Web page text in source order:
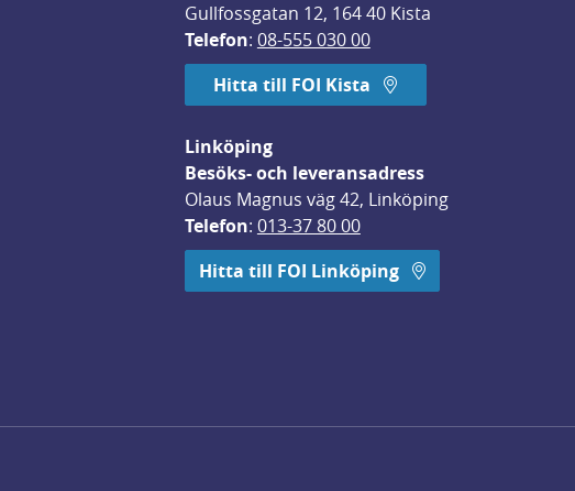
webbplats, öppnas i nytt fönster.
Gullfossgatan 12, 164 40 Kista
Telefon: 08-555 030 00
Hitta till FOI Kista
Linköping
Besöks- och leveransadress
Olaus Magnus väg 42, Linköping
Telefon: 013-37 80 00
Hitta till FOI Linköping